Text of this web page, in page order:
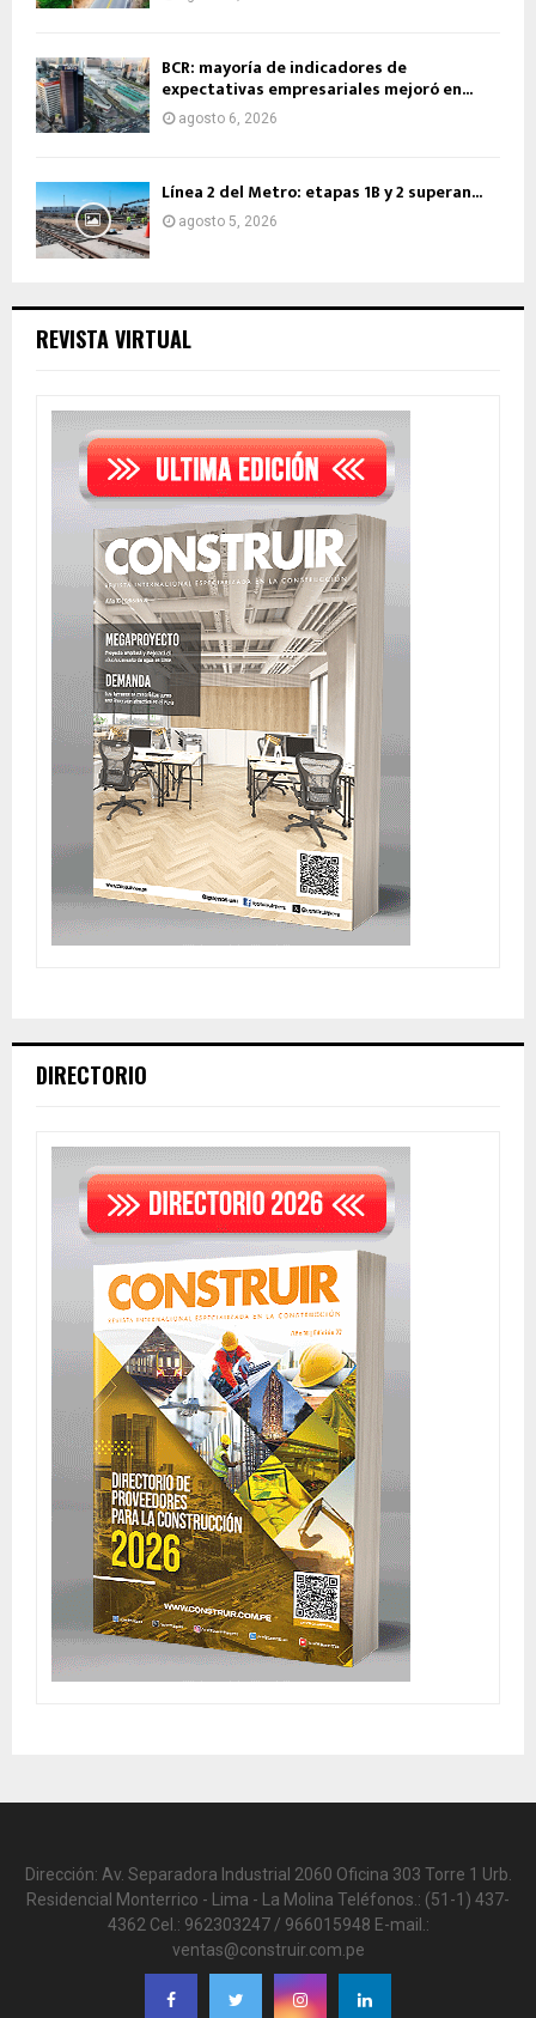
BCR: mayoría de indicadores de
expectativas empresariales mejoró en...
agosto 6, 2026
Línea 2 del Metro: etapas 1B y 2 superan...
agosto 5, 2026
REVISTA VIRTUAL
DIRECTORIO
Dirección: Av. Separadora Industrial 2060 Oficina 303 Torre 1 Urb.
Residencial Monterrico - Lima - La Molina Teléfonos.: (51-1) 437-
4362 Cel.: 962303247 / 966015948 E-mail.:
ventas@construir.com.pe